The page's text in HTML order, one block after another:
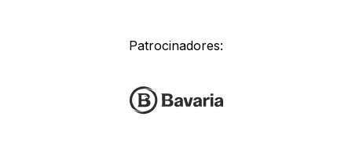
Patrocinadores: